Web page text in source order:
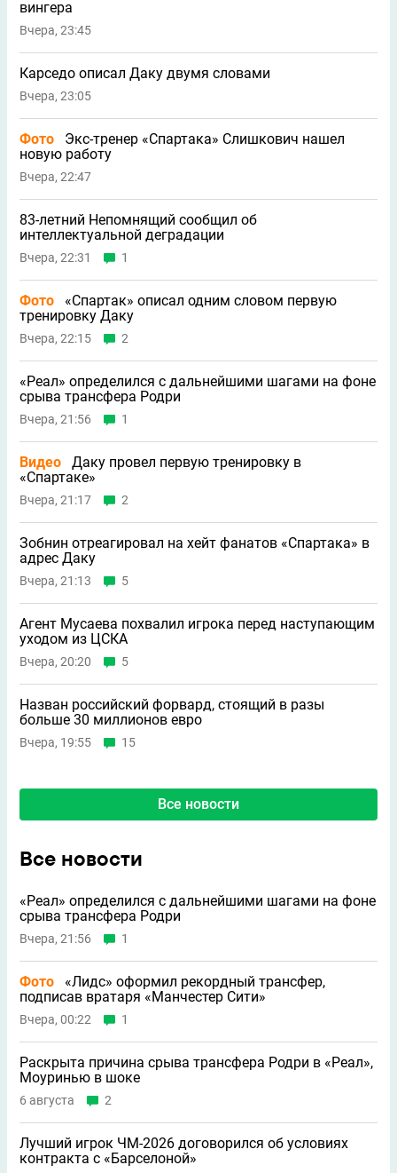
вингера
Вчера, 23:45
Карседо описал Даку двумя словами
Вчера, 23:05
Фото
Экс-тренер «Спартака» Слишкович нашел
новую работу
Вчера, 22:47
83-летний Непомнящий сообщил об
интеллектуальной деградации
Вчера, 22:31 1
Фото
«Спартак» описал одним словом первую
тренировку Даку
Вчера, 22:15 2
«Реал» определился с дальнейшими шагами на фоне
срыва трансфера Родри
Вчера, 21:56 1
Видео
Даку провел первую тренировку в
«Спартаке»
Вчера, 21:17 2
Зобнин отреагировал на хейт фанатов «Спартака» в
адрес Даку
Вчера, 21:13 5
Агент Мусаева похвалил игрока перед наступающим
уходом из ЦСКА
Вчера, 20:20 5
Назван российский форвард, стоящий в разы
больше 30 миллионов евро
Вчера, 19:55 15
Все новости
Все новости
«Реал» определился с дальнейшими шагами на фоне
срыва трансфера Родри
Вчера, 21:56 1
Фото
«Лидс» оформил рекордный трансфер,
подписав вратаря «Манчестер Сити»
Вчера, 00:22 1
Раскрыта причина срыва трансфера Родри в «Реал»,
Моуринью в шоке
6 августа 2
Лучший игрок ЧМ-2026 договорился об условиях
контракта с «Барселоной»